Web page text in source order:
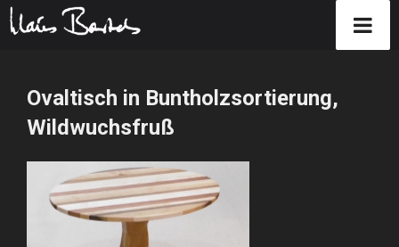
springenOvaltisch in Buntholzsortierung,
Wildwuchsfruß